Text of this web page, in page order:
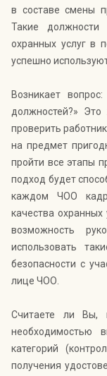
в составе смены
Такие
охранных услуг в
успешно
Возникает
должностей?»
проверить
на предмет
пройти все этапы
подход будет
каждом ЧОО
качества
возможность
использовать
безопасности с
лице ЧОО.
Считаете ли Вы,
необходимостью
категорий
получения